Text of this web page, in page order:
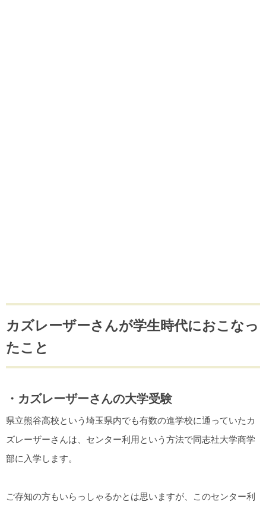
カズレーザーさんが学生時代におこなっ
たこと
・カズレーザーさんの大学受験
県立熊谷高校という埼玉県内でも有数の進学校に通っていたカ
ズレーザーさんは、センター利用という方法で同志社大学商学
部に入学します。
ご存知の方もいらっしゃるかとは思いますが、このセンター利